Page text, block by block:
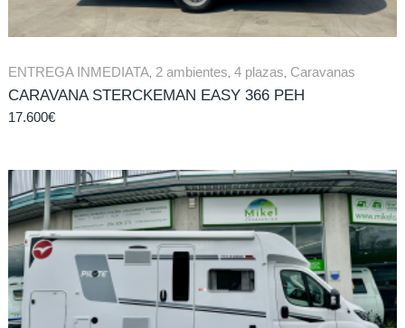
ENTREGA INMEDIATA, 2 ambientes, 4 plazas, Caravanas
CARAVANA STERCKEMAN EASY 366 PEH
17.600€